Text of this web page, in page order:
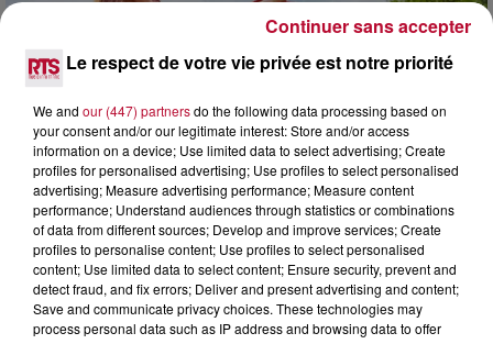
7h42
NOS IDÉES DE SORTIE POUR CE WEEK-END
Comme tous les vendredis, voici une petite sélection des
rendez-vous à ne pas manquer dans le coin. Que vous ayez
Le respect de votre vie privée est notre priorité
We and our (447) partnersdo the following data processing based on
your consent and/or our legitimate interest: Store and/or access
information on a device; Use limited data to select advertising; Create
profiles for personalised advertising; Use profiles to select personalised
advertising; Measure advertising performance; Measure content
performance; Understand audiences through statistics or combinations
of data from different sources; Develop and improve services; Create
profiles to personalise content; Use profiles to select personalised
content; Use limited data to select content; Ensure security, prevent and
detect fraud, and fix errors; Deliver and present advertising and content;
Save and communicate privacy choices. These technologies may
process personal data such as IP address and browsing data to offer
Continuer sans accepter